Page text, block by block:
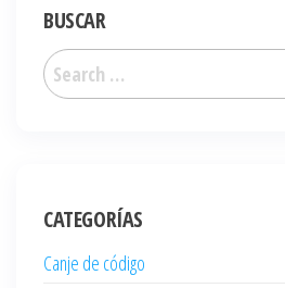
BUSCAR
Search
for:
CATEGORÍAS
Canje de código